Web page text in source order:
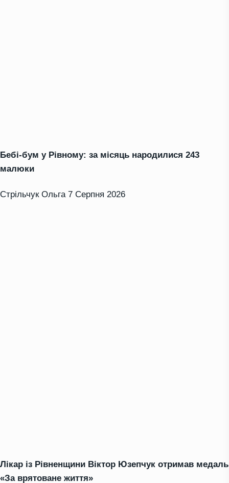
Бебі-бум у Рівному: за місяць народилися 243
малюки
Стрільчук Ольга 7 Серпня 2026
Лікар із Рівненщини Віктор Юзепчук отримав медаль
«За врятоване життя»